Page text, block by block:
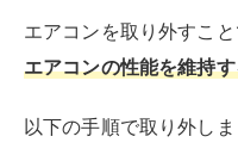
エアコンを取り外すこ
エアコンの性能を維持
以下の手順で取り外しま